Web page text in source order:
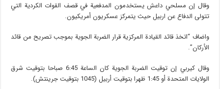
وقال إن مسلحي داعش يستخدمون المدفعية في قصف القوات الكردية التي
تتولى الدفاع عن اربيل حيث يتمركز عسكريون أمريكيون.
واضاف “اتخذ قائد القيادة المركزية قرار الضربة الجوية بموجب تصريح من قائد
الأركان”.
وقال كيربي إن توقيت الضربة الجوية كان الساعة 6:45 صباحا بتوقيت شرق
الولايات المتحدة أو 1:45 ظهرا بتوقيت أربيل (1045 بتوقيت جرينتش).